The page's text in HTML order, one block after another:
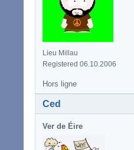
Lieu Millau
Registered 06.10.2006
Hors ligne
Ced
Ver de Éire